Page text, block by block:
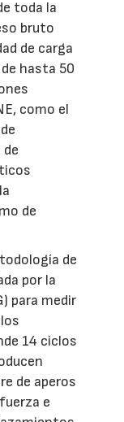
toda la
bruto
de carga
hasta 50
como el
de
de
por la
para medir
14 ciclos
de aperos
e